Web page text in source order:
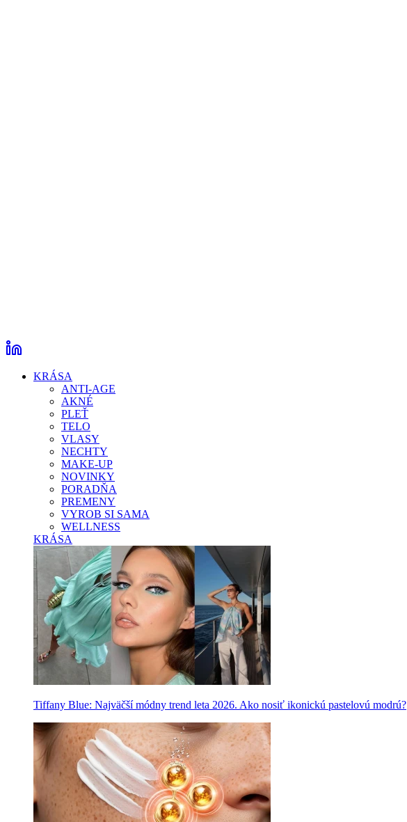
KRÁSA
ANTI-AGE
AKNÉ
PLEŤ
TELO
VLASY
NECHTY
MAKE-UP
NOVINKY
PORADŇA
PREMENY
VYROB SI SAMA
WELLNESS
KRÁSA
Tiffany Blue: Najväčší módny trend leta 2026. Ako nosiť ikonickú pastelovú modrú?